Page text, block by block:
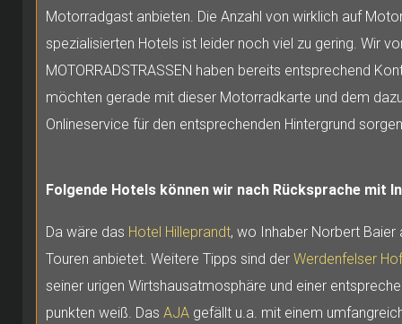
Motorradgast anbieten. Die Anzahl von wirklich auf
spezialisierten Hotels ist leider noch viel zu gering. Wir
MOTORRADSTRASSEN haben bereits entsprechend
möchten gerade mit dieser Motorradkarte und dem
Onlineservice für den entsprechenden Hintergrund
Folgende Hotels können wir nach Rücksprache mit
Da wäre das Hotel Hilleprandt, wo Inhaber Norbert Baier
Touren anbietet. Weitere Tipps sind der Werdenfelser Hof
seiner urigen Wirtshausatmosphäre und einer
punkten weiß. Das AJA gefällt u.a. mit einem